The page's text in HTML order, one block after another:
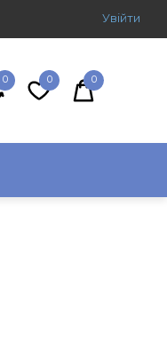
Увiйти
0 0 0